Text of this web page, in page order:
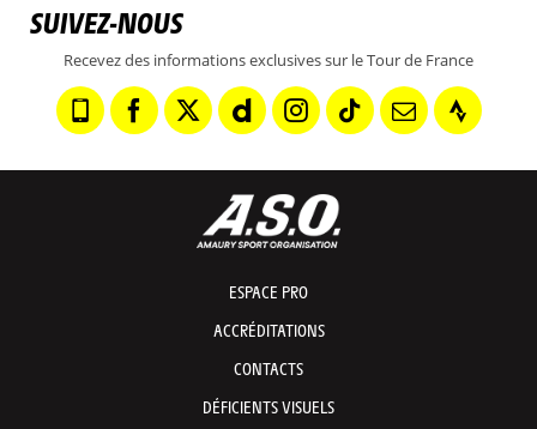
SUIVEZ-NOUS
Recevez des informations exclusives sur le Tour de France
ESPACE PRO
ACCRÉDITATIONS
CONTACTS
DÉFICIENTS VISUELS